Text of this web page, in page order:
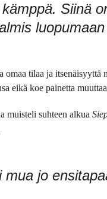
Siinä
tilaa ja itsenäisyyttä
eikä koe painetta
muisteli suhteen alkua
jo